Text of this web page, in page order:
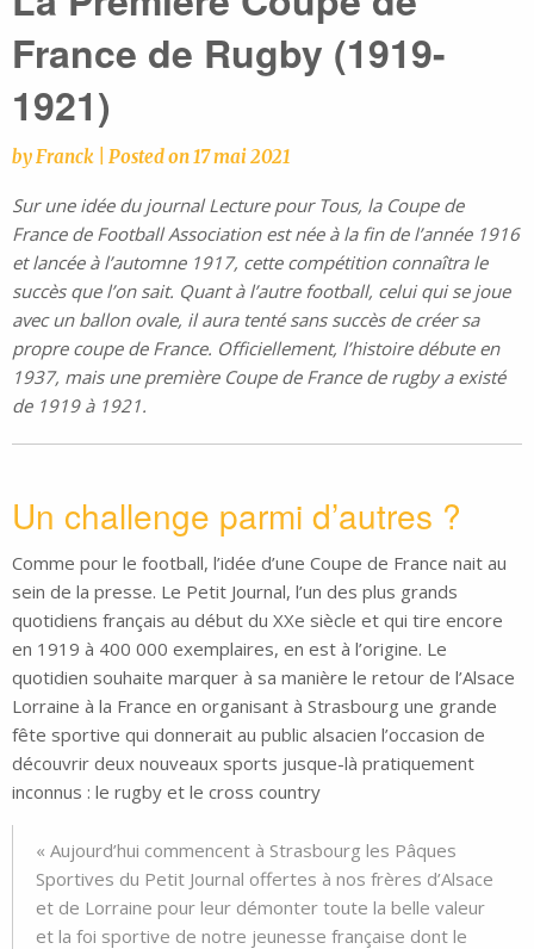
France de Rugby (1919-
1921)
by Franck Posted on 17 mai 2021
Sur une idée du journal Lecture pour Tous, la Coupe de
France de Football Association est née à la fin de l’année 1916
et lancée à l’automne 1917, cette compétition connaîtra le
succès que l’on sait. Quant à l’autre football, celui qui se joue
avec un ballon ovale, il aura tenté sans succès de créer sa
propre coupe de France. Officiellement, l’histoire débute en
1937, mais une première Coupe de France de rugby a existé
de 1919 à 1921.
Un challenge parmi d’autres ?
Comme pour le football, l’idée d’une Coupe de France nait au
sein de la presse. Le Petit Journal, l’un des plus grands
quotidiens français au début du XXe siècle et qui tire encore
en 1919 à 400 000 exemplaires, en est à l’origine. Le
quotidien souhaite marquer à sa manière le retour de l’Alsace
Lorraine à la France en organisant à Strasbourg une grande
fête sportive qui donnerait au public alsacien l’occasion de
découvrir deux nouveaux sports jusque-là pratiquement
inconnus : le rugby et le cross country
« Aujourd’hui commencent à Strasbourg les Pâques
Sportives du Petit Journal offertes à nos frères d’Alsace
et de Lorraine pour leur démonter toute la belle valeur
et la foi sportive de notre jeunesse française dont le